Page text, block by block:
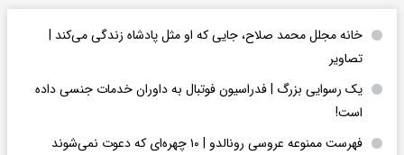
خانه مجلل محمد صلاح، جایی که او مثل پادشاه زندگی می‌کند |
تصاویر
یک رسوایی بزرگ | فدراسیون فوتبال به داوران خدمات جنسی داده
است!
فهرست ممنوعه عروسی رونالدو | ۱۰ چهره‌ای که دعوت نمی‌شوند